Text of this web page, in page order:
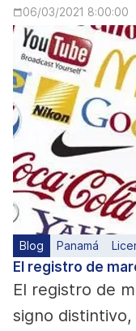
06/03/2021 8:00:00
Blog Panamá
El registro de
El registro de
signo